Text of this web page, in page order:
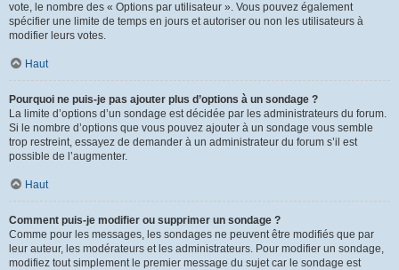
vote, le nombre des « Options par utilisateur ». Vous pouvez également
spécifier une limite de temps en jours et autoriser ou non les utilisateurs à
modifier leurs votes.
Haut
Pourquoi ne puis-je pas ajouter plus d’options à un sondage ?
La limite d’options d’un sondage est décidée par les administrateurs du forum.
Si le nombre d’options que vous pouvez ajouter à un sondage vous semble
trop restreint, essayez de demander à un administrateur du forum s’il est
possible de l’augmenter.
Haut
Comment puis-je modifier ou supprimer un sondage ?
Comme pour les messages, les sondages ne peuvent être modifiés que par
leur auteur, les modérateurs et les administrateurs. Pour modifier un sondage,
modifiez tout simplement le premier message du sujet car le sondage est